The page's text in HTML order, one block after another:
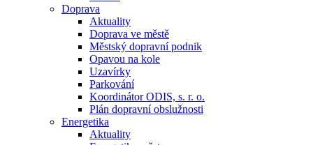
Doprava
Aktuality
Doprava ve městě
Městský dopravní podnik
Opavou na kole
Uzavírky
Parkování
Koordinátor ODIS, s. r. o.
Plán dopravní obslužnosti
Energetika
Aktuality